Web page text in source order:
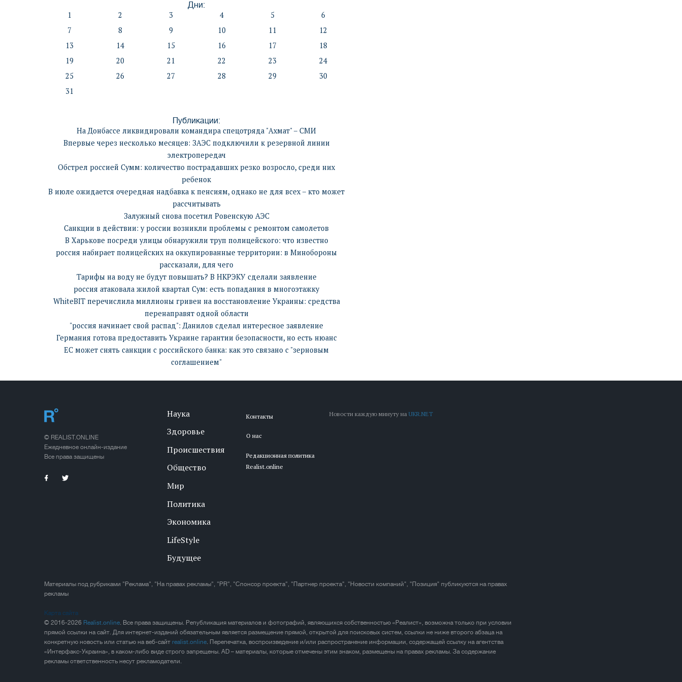
Дни:
1 2 3 4 5
6
7
8 9 10 11
12
13
14 15 16 17
18
19
20 21 22 23
24
25
26 27 28 29
30
31
Публикации:
На Донбассе ликвидировали командира спецотряда "Ахмат" – СМИ
Впервые через несколько месяцев: ЗАЭС подключили к резервной линии
электропередач
Обстрел россией Сумм: количество пострадавших резко возросло, среди них
ребенок
В июле ожидается очередная надбавка к пенсиям, однако не для всех – кто может
рассчитывать
Залужный снова посетил Ровенскую АЭС
Санкции в действии: у россии возникли проблемы с ремонтом самолетов
В Харькове посреди улицы обнаружили труп полицейского: что известно
россия набирает полицейских на оккупированные территории: в Минобороны
рассказали, для чего
Тарифы на воду не будут повышать? В НКРЭКУ сделали заявление
россия атаковала жилой квартал Сум: есть попадания в многоэтажку
WhiteBIT перечислила миллионы гривен на восстановление Украины: средства
перенаправят одной области
"россия начинает свой распад": Данилов сделал интересное заявление
Германия готова предоставить Украине гарантии безопасности, но есть нюанс
ЕС может снять санкции с российского банка: как это связано с "зерновым
соглашением"
© REALIST.ONLINE
Ежедневное онлайн-издание
Все права защищены
Наука
Здоровье
Происшествия
Общество
Мир
Политика
Экономика
LifeStyle
Будущее
Контакты
О нас
Редакционная политика
Realist.online
Новости каждую минуту наUKR.NET
Материалы под рубриками "Реклама", "На правах рекламы", "PR", "Спонсор проекта", "Партнер проекта", "Новости компаний", "Позиция" публикуются на правах
рекламы
Карта сайта
© 2016-2026 Realist.online. Все права защищены. Републикация материалов и фотографий, являющихся собственностью «Реалист», возможна только при условии
прямой ссылки на сайт. Для интернет-изданий обязательным является размещение прямой, открытой для поисковых систем, ссылки не ниже второго абзаца на
конкретную новость или статью на веб-сайтrealist.online. Перепечатка, воспроизведение и/или распространение информации, содержащей ссылку на агентства
«Интерфакс-Украина», в каком-либо виде строго запрещены. AD – материалы, которые отмечены этим знаком, размещены на правах рекламы. За содержание
рекламы ответственность несут рекламодатели.